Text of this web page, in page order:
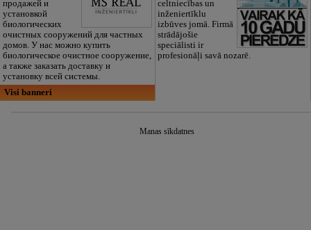
продажей и
установкой
биологических
очистных сооружений для частных
домов. У нас можно купить
биологическое очистное сооружение,
а также заказать доставку и
установку всей системы.
celtniecības un
inženiertīklu
izbūves jomā. Firmā
strādājošie
speciālisti ir
profesionāļi savā nozarē.
Visi banneri
Manas sīkdatnes